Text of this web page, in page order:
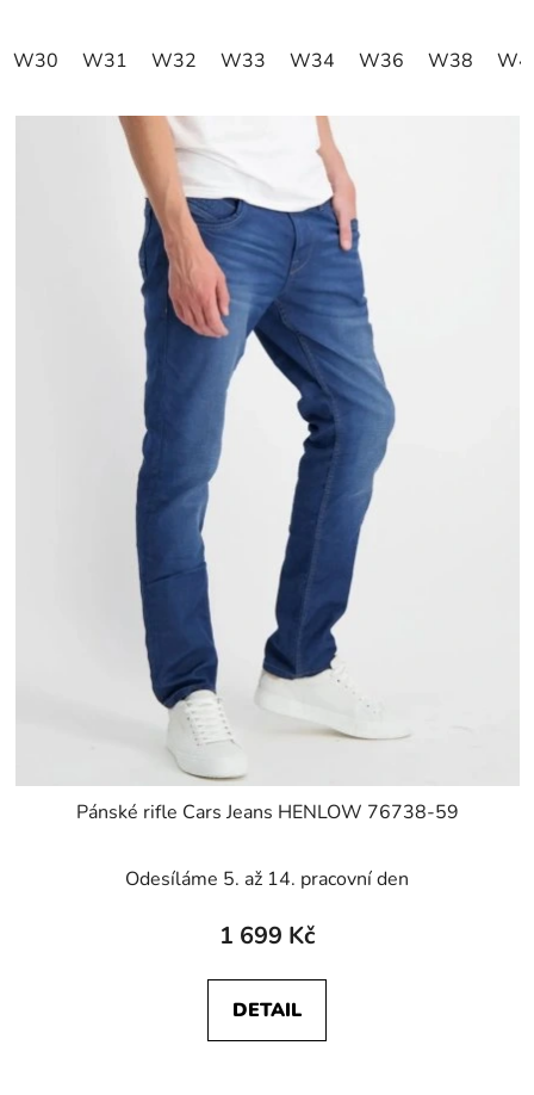
W30 W31 W32 W33 W34 W36 W38
Pánské rifle Cars Jeans HENLOW 76738-59
Odesíláme 5. až 14. pracovní den
1 699 Kč
DETAIL